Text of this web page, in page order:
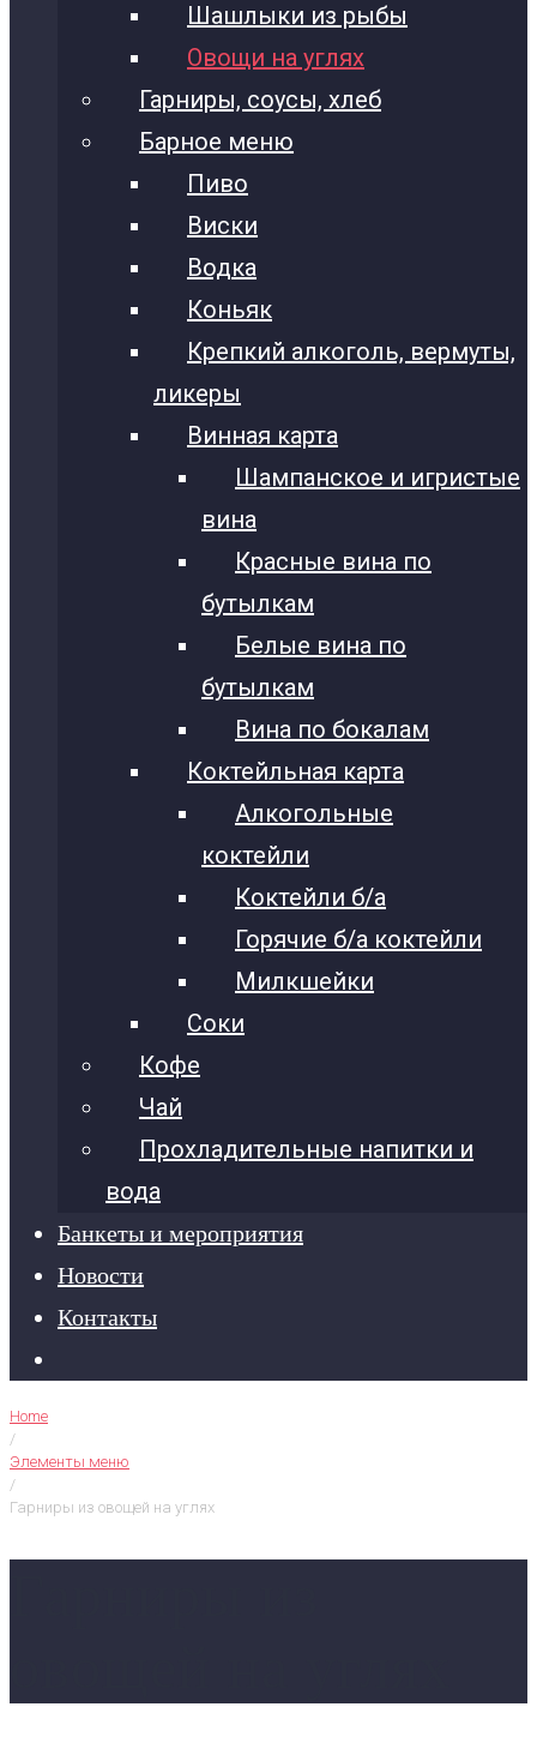
Шашлыки из рыбы
Овощи на углях
Гарниры, соусы, хлеб
Барное меню
Пиво
Виски
Водка
Коньяк
Крепкий алкоголь, вермуты,
ликеры
Винная карта
Шампанское и игристые
вина
Красные вина по
бутылкам
Белые вина по
бутылкам
Вина по бокалам
Коктейльная карта
Алкогольные
коктейли
Коктейли б/а
Горячие б/а коктейли
Милкшейки
Соки
Кофе
Чай
Прохладительные напитки и
вода
Банкеты и мероприятия
Новости
Контакты
Home
/
Элементы меню
/
Гарниры из овощей на углях